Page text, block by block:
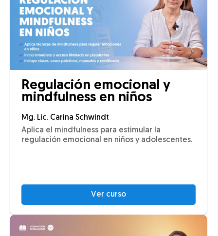
Regulación emocional y
mindfulness en niños
Mg. Lic. Carina Schwindt
Aplica el mindfulness para estimular la
regulación emocional en niños y adolescentes.
Ver curso